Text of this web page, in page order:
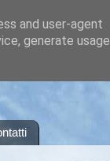
and user-agent
generate usage